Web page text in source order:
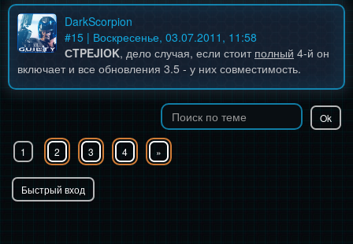
DarkScorpion
#15 | Воскресенье, 03.07.2011, 11:58
СTPEJIOK, дело случая, если стоит полный 4-й он
включает и все обновления 3.5 - у них совместимость.
1 2 3 4 »